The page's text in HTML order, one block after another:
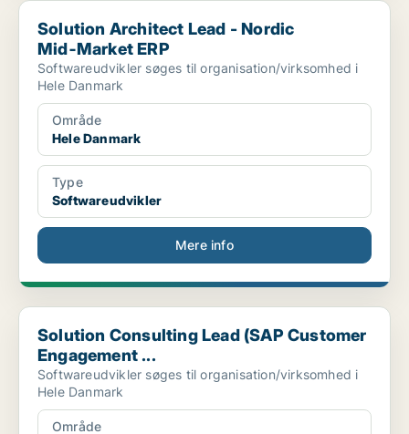
Solution Architect Lead - Nordic Mid‑Market ERP
Solution Architect Lead - Nordic
Mid‑Market ERP
Softwareudvikler søges til organisation/virksomhed i
Hele Danmark
Område
Hele Danmark
Type
Softwareudvikler
Mere info
Solution Consulting Lead (SAP Customer Engagement ...
Solution Consulting Lead (SAP Customer
Engagement ...
Softwareudvikler søges til organisation/virksomhed i
Hele Danmark
Område